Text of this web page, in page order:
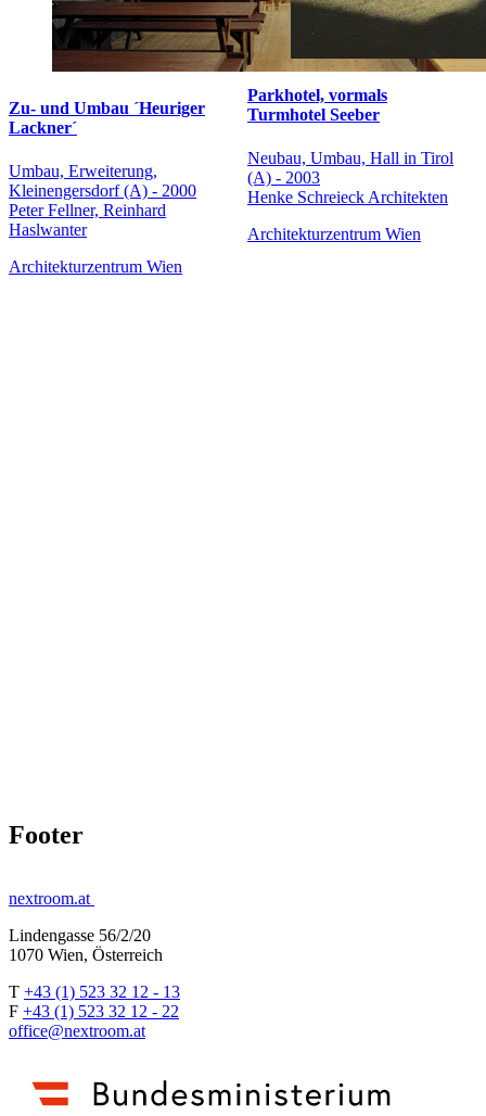
Zu- und Umbau ´Heuriger
Lackner´
Umbau, Erweiterung,
Kleinengersdorf (A) - 2000
Peter Fellner, Reinhard
Haslwanter
Architekturzentrum Wien
Parkhotel, vormals
Turmhotel Seeber
Neubau, Umbau, Hall in Tirol
(A) - 2003
Henke Schreieck Architekten
Architekturzentrum Wien
Footer
nextroom.at
Lindengasse 56/2/20
1070 Wien, Österreich
T +43 (1) 523 32 12 - 13
F +43 (1) 523 32 12 - 22
office@nextroom.at